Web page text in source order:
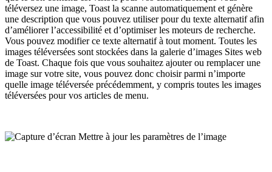
téléversez une image, Toast la scanne automatiquement et génère
une description que vous pouvez utiliser pour du texte alternatif afin
d’améliorer l’accessibilité et d’optimiser les moteurs de recherche.
Vous pouvez modifier ce texte alternatif à tout moment. Toutes les
images téléversées sont stockées dans la galerie d’images Sites web
de Toast. Chaque fois que vous souhaitez ajouter ou remplacer une
image sur votre site, vous pouvez donc choisir parmi n’importe
quelle image téléversée précédemment, y compris toutes les images
téléversées pour vos articles de menu.